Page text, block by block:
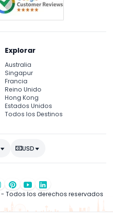
Explorar
Australia
Singapur
Francia
Reino Unido
Hong Kong
Estados Unidos
Todos los Destinos
USD
- Todos los derechos reservados